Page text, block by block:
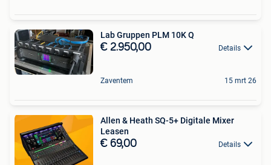
Lab Gruppen PLM 10K Q
€ 2.950,00 Details
Zaventem 15 mrt 26
Allen & Heath SQ-5+ Digitale Mixer
Leasen
€ 69,00 Details